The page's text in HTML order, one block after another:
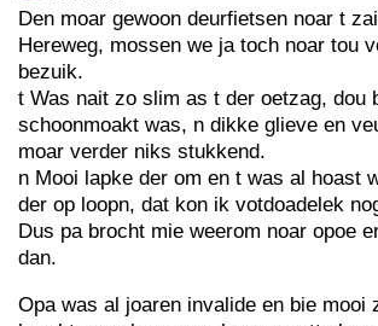
Den moar gewoon deurfietsen noar t
Hereweg, mossen we ja toch noar tou
bezuik.
t Was nait zo slim as t der oetzag, dou
schoonmoakt was, n dikke glieve en
moar verder niks stukkend.
n Mooi lapke der om en t was al hoast
der op loopn, dat kon ik votdoadelek
Dus pa brocht mie weerom noar opoe
dan.
Opa was al joaren invalide en bie mooi